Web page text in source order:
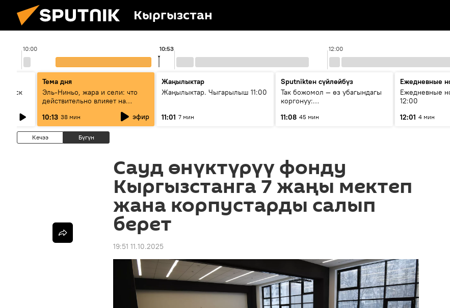
Кыргызстан
10:00 12:00
10:53
Тема дня
Эль-Ниньо, жара и сели: что
действительно влияет на
10:13 38 мин эфир
Жаңылыктар
Жаңылыктар. Чыгарылыш 11:00
11:01 7 мин
Sputnikteн сүйлөйбүз
Так божомол — өз убагындагы
коргонуу:
кантип өркүндөтүлүүдө
11:08 45 мин
Ежедневные
Ежедневные
12:00
12:01 4 мин
Кечээ Бүгүн
Сауд өнүктүрүү фонду
Кыргызстанга 7 жаңы мектеп
жана корпустарды салып
берет
19:51 11.10.2025